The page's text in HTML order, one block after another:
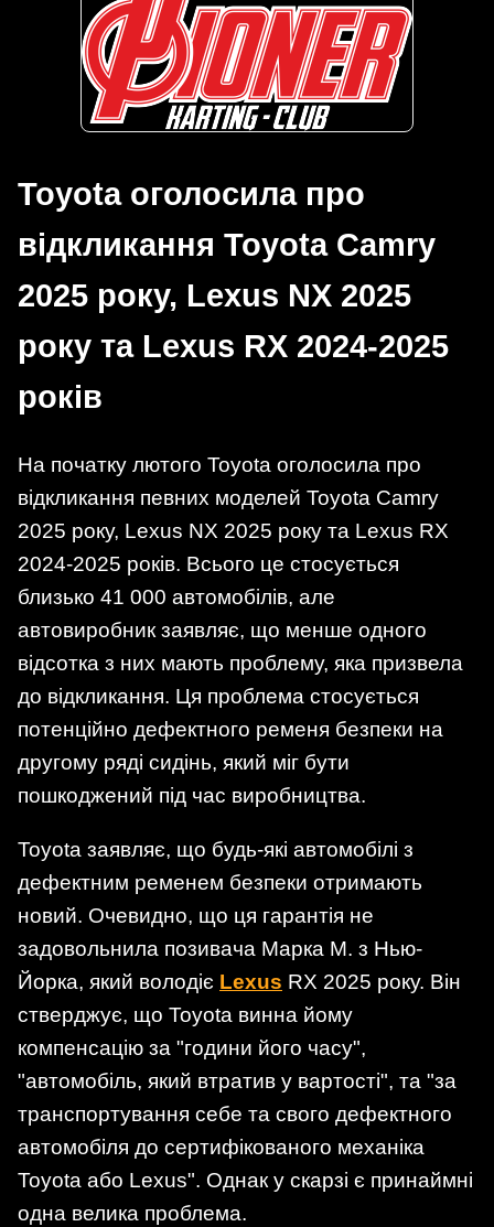
Toyota оголосила про
відкликання Toyota Camry
2025 року, Lexus NX 2025
року та Lexus RX 2024-2025
років
На початку лютого Toyota оголосила про
відкликання певних моделей Toyota Camry
2025 року, Lexus NX 2025 року та Lexus RX
2024-2025 років. Всього це стосується
близько 41 000 автомобілів, але
автовиробник заявляє, що менше одного
відсотка з них мають проблему, яка призвела
до відкликання. Ця проблема стосується
потенційно дефектного ременя безпеки на
другому ряді сидінь, який міг бути
пошкоджений під час виробництва.
Toyota заявляє, що будь-які автомобілі з
дефектним ременем безпеки отримають
новий. Очевидно, що ця гарантія не
задовольнила позивача Марка М. з Нью-
Йорка, який володіє Lexus RX 2025 року. Він
стверджує, що Toyota винна йому
компенсацію за "години його часу",
"автомобіль, який втратив у вартості", та "за
транспортування себе та свого дефектного
автомобіля до сертифікованого механіка
Toyota або Lexus". Однак у скарзі є принаймні
одна велика проблема.